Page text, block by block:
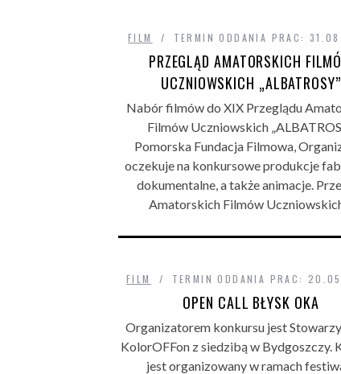
FILM TERMIN ODDANIA PRAC:
PRZEGLĄD AMATORSKICH
UCZNIOWSKICH „ALBATROSY”
Nabór filmów do XIX Przeglądu
Filmów Uczniowskich
Pomorska Fundacja Filmowa,
oczekuje na konkursowe produkcje
dokumentalne, a także animacje.
Amatorskich Filmów
FILM TERMIN ODDANIA PRAC:
OPEN CALL BŁYSK OKA
Organizatorem konkursu jest
KolorOFFon z siedzibą w Bydgoszczy.
jest organizowany w ramach